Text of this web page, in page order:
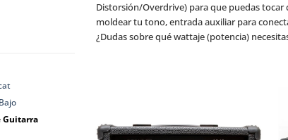
Guitarra
Distorsión/Overdrive) para que puedas tocar
moldear tu tono, entrada auxiliar para
¿Dudas sobre qué wattaje (potencia)